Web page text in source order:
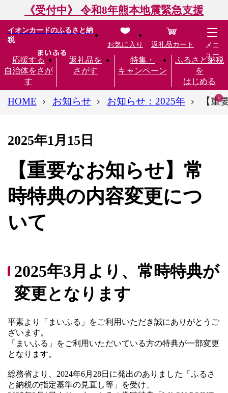
《受付中》 令和8年熊本地震緊急支援
イオンカードのふるさと納
税
応援する
自治体をさが
す
返礼品を
さがす
特集・
キャンペーン
ふるさと納税
を
はじめる
お気に入り 返礼品カート
メニ
ュー
HOME お知らせ お知らせ：2025年 【重
2025年1月15日
【重要なお知らせ】常
時特典の内容変更につ
いて
2025年3月より、常時特典が
変更となります
平素より「まいふる」をご利用いただき誠にありがとうご
ざいます。
「まいふる」をご利用いただいている方の特典が一部変更
となります。
総務省より、2024年6月28日に発出のありました「ふるさ
と納税の指定基準の見直し等」を受け、